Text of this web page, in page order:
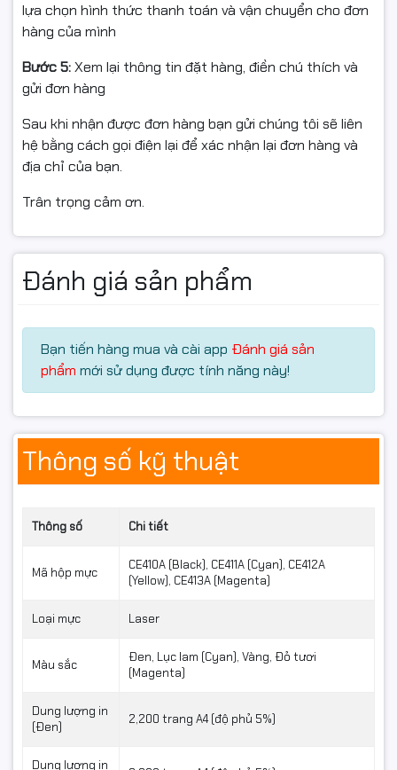
lựa chọn hình thức thanh toán và vận chuyển cho đơn
hàng của mình
Bước 5:Xem lại thông tin đặt hàng, điền chú thích và
gửi đơn hàng
Sau khi nhận được đơn hàng bạn gửi chúng tôi sẽ liên
hệ bằng cách gọi điện lại để xác nhận lại đơn hàng và
địa chỉ của bạn.
Trân trọng cảm ơn.
Đánh giá sản phẩm
Bạn tiến hàng mua và cài app Đánh giá sản
phẩm mới sử dụng được tính năng này!
Thông số kỹ thuật
Thông số Chi tiết
Mã hộp mực
CE410A (Black), CE411A (Cyan), CE412A
(Yellow), CE413A (Magenta)
Loại mực Laser
Màu sắc
Đen, Lục lam (Cyan), Vàng, Đỏ tươi
(Magenta)
Dung lượng in
(Đen)
2,200 trang A4 (độ phủ 5%)
Dung lượng in